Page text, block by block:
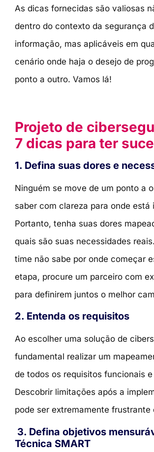
As dicas fornecidas são valiosas
dentro do contexto da segurança
informação, mas aplicáveis em
cenário onde haja o desejo de
ponto a outro. Vamos lá!
Projeto de
7 dicas para ter
1. Defina suas dores e
Ninguém se move de um ponto a
saber com clareza para onde está
Portanto, tenha suas dores
quais são suas necessidades
time não sabe por onde começar
etapa, procure um parceiro com
para definirem juntos o melhor
2. Entenda os requisitos
Ao escolher uma solução de
fundamental realizar um
de todos os requisitos funcionais
Descobrir limitações após a
pode ser extremamente frustrante
3. Defina objetivos
Técnica SMART